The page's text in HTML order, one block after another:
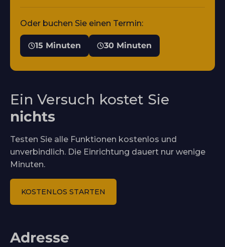
Oder buchen Sie einen Termin:
15 Minuten 30 Minuten
Ein Versuch kostet Sie
nichts
Testen Sie alle Funktionen kostenlos und
unverbindlich. Die Einrichtung dauert nur wenige
Minuten.
KOSTENLOS STARTEN
Adresse